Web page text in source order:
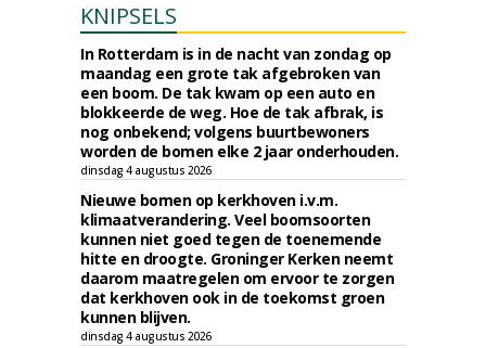
KNIPSELS
In Rotterdam is in de nacht van zondag op
maandag een grote tak afgebroken van
een boom. De tak kwam op een auto en
blokkeerde de weg. Hoe de tak afbrak, is
nog onbekend; volgens buurtbewoners
worden de bomen elke 2 jaar onderhouden.
dinsdag 4 augustus 2026
Nieuwe bomen op kerkhoven i.v.m.
klimaatverandering. Veel boomsoorten
kunnen niet goed tegen de toenemende
hitte en droogte. Groninger Kerken neemt
daarom maatregelen om ervoor te zorgen
dat kerkhoven ook in de toekomst groen
kunnen blijven.
dinsdag 4 augustus 2026